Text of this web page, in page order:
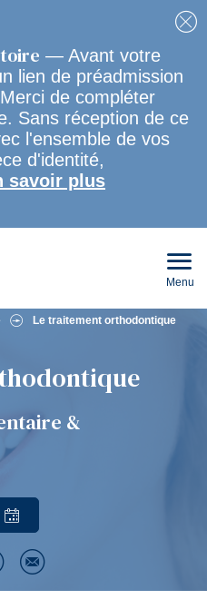
— Avant votre
lien de préadmission
de compléter
Sans réception de ce
l'ensemble de vos
d'identité,
savoir plus
Menu
menu
Le traitement orthodontique
&
P